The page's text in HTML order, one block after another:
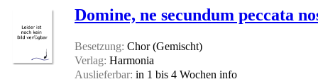
Domine, ne secundum peccata
Besetzung: Chor (Gemischt)
Verlag: Harmonia
Auslieferbar: in 1 bis 4 Wochen info